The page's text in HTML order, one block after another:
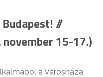
//
15-17.)
a Városháza